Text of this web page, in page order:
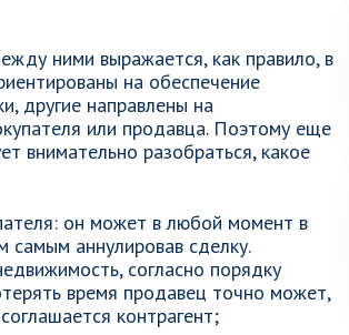
ними выражается, как правило, в
на обеспечение
другие направлены на
или продавца. Поэтому еще
внимательно разобраться, какое
он может в любой момент в
самым аннулировав сделку.
согласно порядку
время продавец точно может,
контрагент;